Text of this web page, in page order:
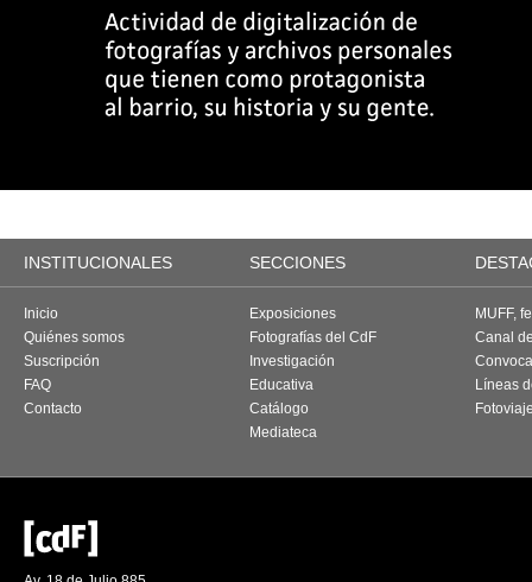
INSTITUCIONALES SECCIONES
Inicio
Quiénes somos
Suscripción
FAQ
Contacto
Exposiciones
Fotografías del CdF
Investigación
Educativa
Catálogo
Mediateca
MUFF,
Canal
Líneas